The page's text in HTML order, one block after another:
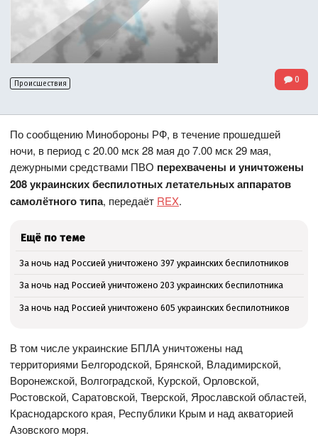
Происшествия 0
По сообщению Минобороны РФ, в течение прошедшей
ночи, в период с 20.00 мск 28 мая до 7.00 мск 29 мая,
дежурными средствами ПВО перехвачены и уничтожены
208 украинских беспилотных летательных аппаратов
самолётного типа, передаёт REX.
Ещё по теме
За ночь над Россией уничтожено 397 украинских беспилотников
За ночь над Россией уничтожено 203 украинских беспилотника
За ночь над Россией уничтожено 605 украинских беспилотников
В том числе украинские БПЛА уничтожены над
территориями Белгородской, Брянской, Владимирской,
Воронежской, Волгоградской, Курской, Орловской,
Ростовской, Саратовской, Тверской, Ярославской областей,
Краснодарского края, Республики Крым и над акваторией
Азовского моря.